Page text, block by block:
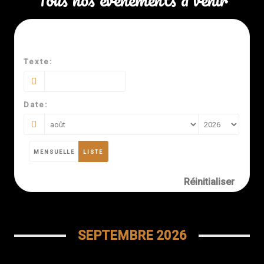
Texte:
Date:
Réinitialiser
MENSUELLE LISTE
SEPTEMBRE 2026